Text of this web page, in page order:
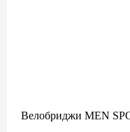
Велобриджи MEN